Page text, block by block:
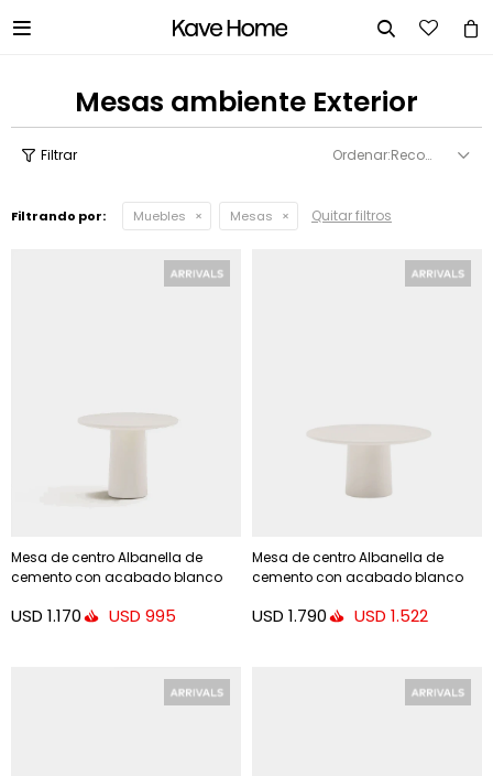
 
Mesas ambiente Exterior
Recomendados
Filtrando por: Muebles Mesas Quitar filtros
Mesa de centro Albanella de
cemento con acabado blanco
USD 1.170 USD 995
Mesa de centro Albanella de
cemento con acabado blanco
USD 1.790 USD 1.522